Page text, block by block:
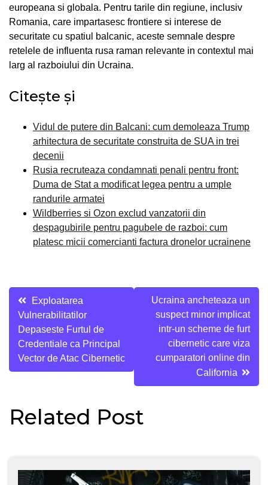
europeana si globala. Pentru tarile din regiune, inclusiv
Romania, care impartasesc frontiere si interese de
securitate cu spatiul balcanic, aceste semnale despre
retelele de influenta rusa raman relevante in contextul mai
larg al razboiului din Ucraina.
Citește și
Vidul de putere din Balcani: cum demoleaza Trump
arhitectura de securitate construita de SUA in trei
decenii
Rusia recruteaza condamnati penali pentru front:
Duma de Stat a modificat legea pentru a umple
randurile armatei
Wildberries si Ozon exclud vanzatorii din
despagubirile pentru pagubele de razboi: cum
platesc micii comercianti factura dronelor ucrainene
Navigare
în
articole
Exploatarea
Vulnerabilitatilor
Depaseste Furtul de
Credentiale ca Principal
Vector de Atac Cibernetic
Ucraina ancheteaza un
suspect minor implicat
intr-un scheme de furt
cibernetic care viza
cumparatori online din
California
Related Post